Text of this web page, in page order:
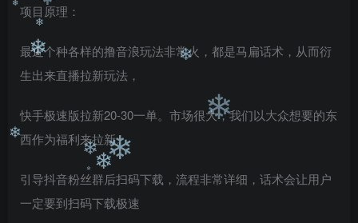
项目原理：
最近个种各样的撸音浪玩法非常火，都是马扁话术，从而衍
生出来直播拉新玩法，
快手极速版拉新20-30一单。市场很大，我们以大众想要的东
西作为福利来拉新。
引导抖音粉丝群后扫码下载，流程非常详细，话术会让用户
一定要到扫码下载极速
❄ ❄
❄
❄
❄
❄